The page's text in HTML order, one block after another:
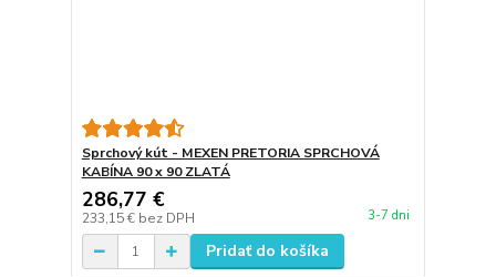
Sprchový kút - MEXEN PRETORIA SPRCHOVÁ
KABÍNA 90 x 90 ZLATÁ
286,77 €
233,15 € bez DPH 3-7 dni
Pridať do košíka